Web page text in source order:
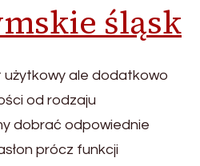
śląsk
ale dodatkowo
od rodzaju
dobrać odpowiednie
prócz funkcji